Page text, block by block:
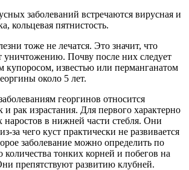
заболеваний встречаются вирусная и
кольцевая пятнистость.
тоже не лечатся. Это значит, что
уничтожению. Почву после них следует
купоросом, известью или перманганатом
около 5 лет.
георгинов относится
и рак израстания. Для первого характерно
наростов в нижней части стебля. Они
за чего куст практически не развивается
заболевание можно определить по
тонких корней и побегов на
препятствуют развитию клубней.